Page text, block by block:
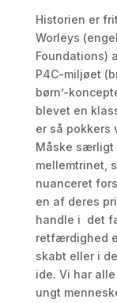
Historien er
Worleys
Foundations)
P4C-miljøet
børn’-
blevet en
er så pokkers
Måske særligt
mellemtrinet,
nuanceret
en af deres
handle i det
retfærdighed
skabt eller i
ide. Vi har
ungt